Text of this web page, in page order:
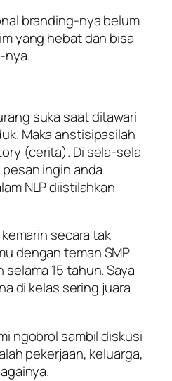
branding-nya belum
yang hebat dan bisa
nya.
suka saat ditawari
Maka anstisipasilah
(cerita). Di sela-sela
ingin anda
NLP diistilahkan
secara tak
dengan teman SMP
15 tahun. Saya
di kelas sering juara
ngobrol sambil diskusi
pekerjaan, keluarga,